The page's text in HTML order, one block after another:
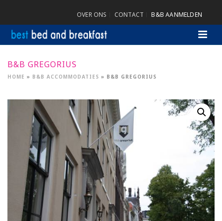
OVER ONS CONTACT B&B AANMELDEN
B&B GREGORIUS
HOME » B&B ACCOMMODATIES » B&B GREGORIUS